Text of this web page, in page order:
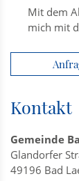
Mit dem
mich mit
Kontakt
Gemeinde
Glandorfer
49196 Bad